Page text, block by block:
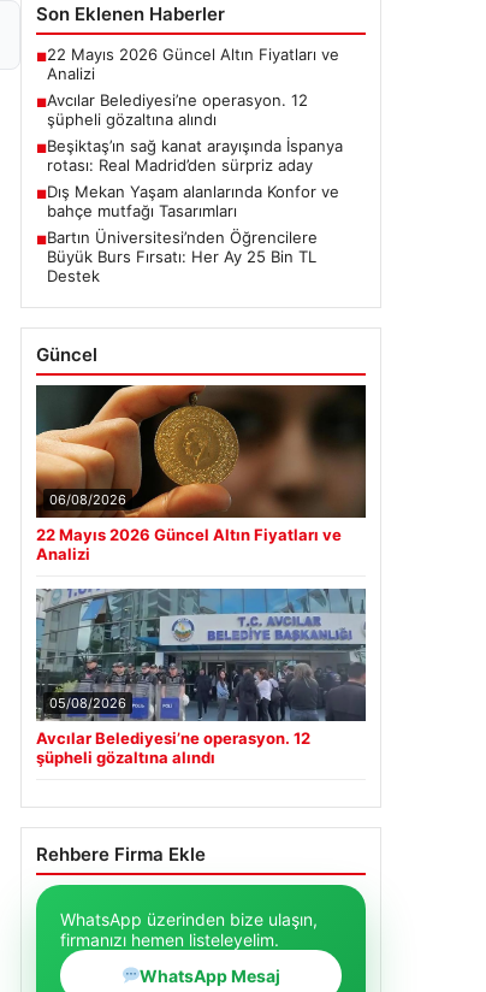
Son Eklenen Haberler
■22 Mayıs 2026 Güncel Altın Fiyatları ve
Analizi
■Avcılar Belediyesi’ne operasyon. 12
şüpheli gözaltına alındı
■Beşiktaş’ın sağ kanat arayışında İspanya
rotası: Real Madrid’den sürpriz aday
■Dış Mekan Yaşam alanlarında Konfor ve
bahçe mutfağı Tasarımları
■Bartın Üniversitesi’nden Öğrencilere
Büyük Burs Fırsatı: Her Ay 25 Bin TL
Destek
Güncel
06/08/2026
22 Mayıs 2026 Güncel Altın Fiyatları ve
Analizi
05/08/2026
Avcılar Belediyesi’ne operasyon. 12
şüpheli gözaltına alındı
Rehbere Firma Ekle
WhatsApp üzerinden bize ulaşın,
firmanızı hemen listeleyelim.
WhatsApp Mesaj